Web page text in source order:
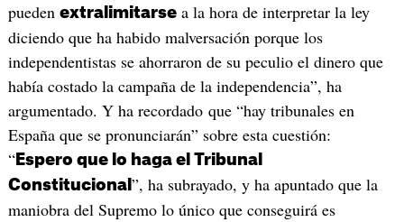
pueden extralimitarsea la hora de interpretar la ley
diciendo que ha habido malversación porque los
independentistas se ahorraron de su peculio el dinero que
había costado la campaña de la independencia”, ha
argumentado. Y ha recordado que “hay tribunales en
España que se pronunciarán” sobre esta cuestión:
“Espero que lo haga el Tribunal
Constitucional ”, ha subrayado, y ha apuntado que la
maniobra del Supremo lo único que conseguirá es